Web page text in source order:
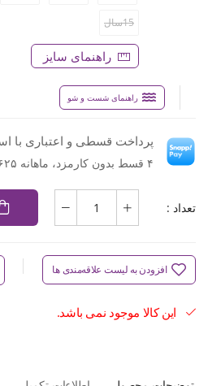
15سال
راهنمای سایز
راهنمای شست و شو
پرداخت قسطی و اعتباری با
۴ قسط بدون کارمزد، ماهانه ۲۰۵٬۶۲۵ تومان
تعداد :
افزودن به لیست علاقه‌مندی ها
این کالا موجود نمی باشد.